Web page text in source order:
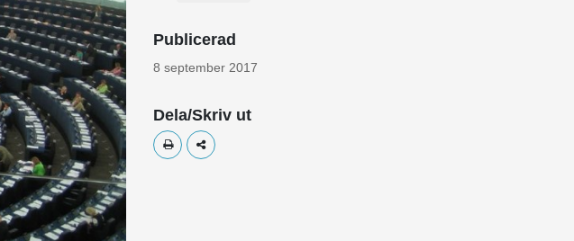
Publicerad
8 september 2017
Dela/Skriv ut
Skriv utDela